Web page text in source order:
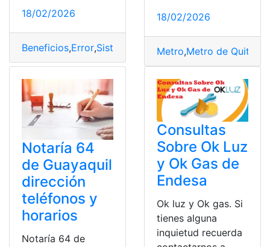
18/02/2026
Beneficios,Error,Sistema Tarifa,viaje
18/02/2026
Metro,Metro de Quito
Notaría 64
de Guayaquil
dirección
teléfonos y
horarios
Notaría 64 de
Consultas
Sobre Ok Luz
y Ok Gas de
Endesa
Ok luz y Ok gas. Si
tienes alguna
inquietud recuerda